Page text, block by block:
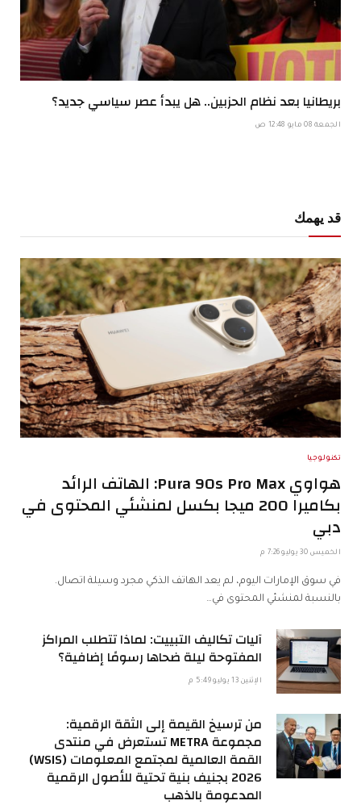
بريطانيا بعد نظام الحزبين.. هل يبدأ عصر سياسي جديد؟
الجمعة 08 مايو 12:48 ص
قد يهمك
تكنولوجيا
هواوي Pura 90s Pro Max: الهاتف الرائد
بكاميرا 200 ميجا بكسل لمنشئي المحتوى في
دبي
الخميس 30 يوليو 7:26 م
في سوق الإمارات اليوم، لم يعد الهاتف الذكي مجرد وسيلة اتصال.
بالنسبة لمنشئي المحتوى في…
آليات تكاليف التبييت: لماذا تتطلب المراكز
المفتوحة ليلة ضحاها رسومًا إضافية؟
الإثنين 13 يوليو 5:49 م
من ترسيخ القيمة إلى الثقة الرقمية:
مجموعة METRA تستعرض في منتدى
القمة العالمية لمجتمع المعلومات (WSIS)
2026 بجنيف بنية تحتية للأصول الرقمية
المدعومة بالذهب